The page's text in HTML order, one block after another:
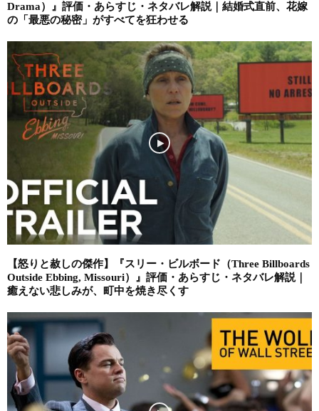
Drama）』評価・あらすじ・ネタバレ解説｜結婚式直前、花嫁
の「最悪の秘密」がすべてを狂わせる
【怒りと赦しの傑作】『スリー・ビルボード（Three Billboards
Outside Ebbing, Missouri）』評価・あらすじ・ネタバレ解説｜
癒えない悲しみが、町中を焼き尽くす